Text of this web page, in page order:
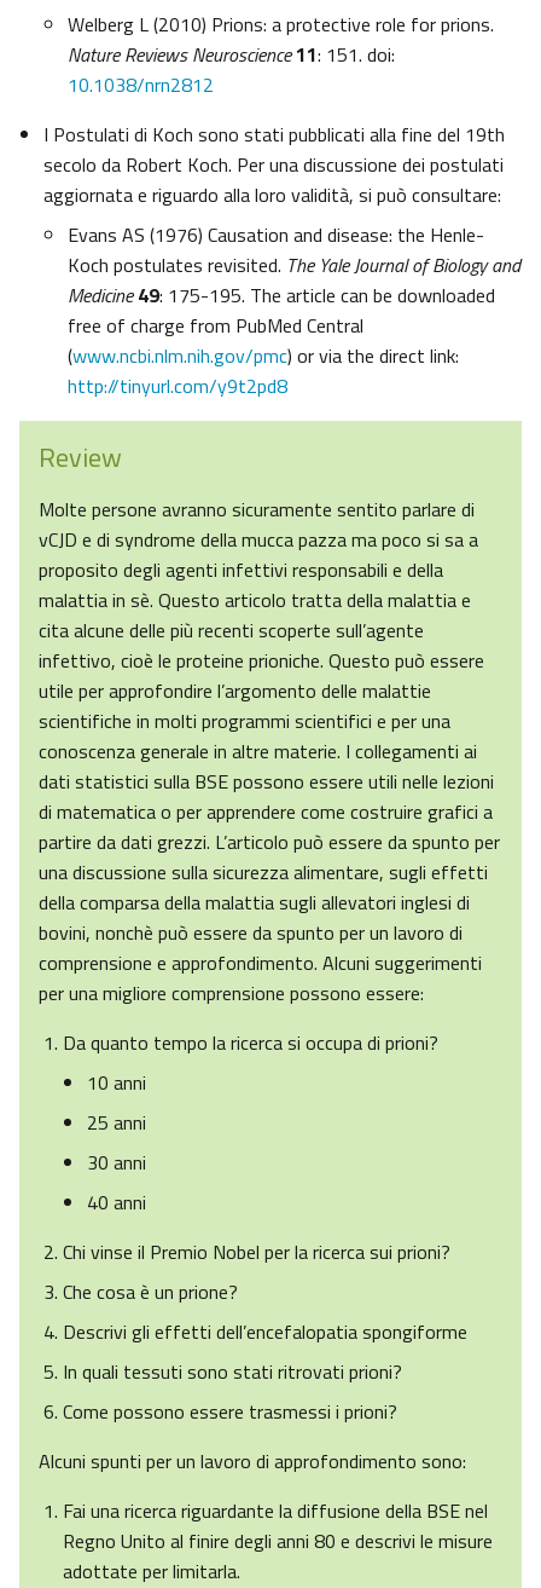
Welberg L (2010) Prions: a protective role for prions.
Nature Reviews Neuroscience11: 151. doi:
10.1038/nrn2812
I Postulati di Koch sono stati pubblicati alla fine del 19th
secolo da Robert Koch. Per una discussione dei postulati
aggiornata e riguardo alla loro validità, si può consultare:
Evans AS (1976) Causation and disease: the Henle-
Koch postulates revisited. The Yale Journal of Biology and
Medicine 49: 175-195. The article can be downloaded
free of charge from PubMed Central
(www.ncbi.nlm.nih.gov/pmc) or via the direct link:
http://tinyurl.com/y9t2pd8
Review
Molte persone avranno sicuramente sentito parlare di
vCJD e di syndrome della mucca pazza ma poco si sa a
proposito degli agenti infettivi responsabili e della
malattia in sè. Questo articolo tratta della malattia e
cita alcune delle più recenti scoperte sull’agente
infettivo, cioè le proteine prioniche. Questo può essere
utile per approfondire l’argomento delle malattie
scientifiche in molti programmi scientifici e per una
conoscenza generale in altre materie. I collegamenti ai
dati statistici sulla BSE possono essere utili nelle lezioni
di matematica o per apprendere come costruire grafici a
partire da dati grezzi. L’articolo può essere da spunto per
una discussione sulla sicurezza alimentare, sugli effetti
della comparsa della malattia sugli allevatori inglesi di
bovini, nonchè può essere da spunto per un lavoro di
comprensione e approfondimento. Alcuni suggerimenti
per una migliore comprensione possono essere:
Da quanto tempo la ricerca si occupa di prioni?
10 anni
25 anni
30 anni
40 anni
Chi vinse il Premio Nobel per la ricerca sui prioni?
Che cosa è un prione?
Descrivi gli effetti dell’encefalopatia spongiforme
In quali tessuti sono stati ritrovati prioni?
Come possono essere trasmessi i prioni?
Alcuni spunti per un lavoro di approfondimento sono:
Fai una ricerca riguardante la diffusione della BSE nel
Regno Unito al finire degli anni 80 e descrivi le misure
adottate per limitarla.